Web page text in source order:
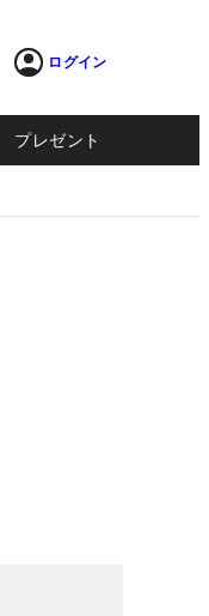
ログイン
プレゼント